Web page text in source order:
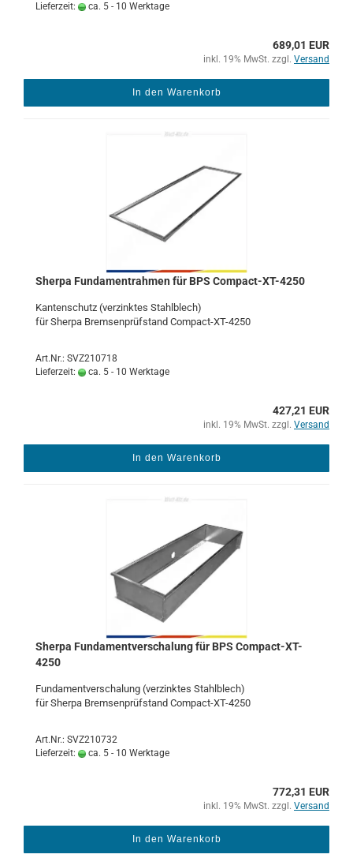
Lieferzeit:
ca. 5 - 10 Werktage
689,01 EUR
inkl. 19% MwSt. zzgl. Versand
In den Warenkorb
Sher­pa Fun­da­m­ent­rah­men für BPS Compact-​​​​XT-​4250
Kan­ten­schutz (ver­zink­tes Stahl­blech)
für Sher­pa Brem­sen­prüf­stand Compact-​XT-4250
Art.Nr.: SVZ210718
Lieferzeit:
ca. 5 - 10 Werktage
427,21 EUR
inkl. 19% MwSt. zzgl. Versand
In den Warenkorb
Sher­pa Fun­da­ment­ver­scha­lung für BPS Compact-​​XT-​
4250
Fun­da­ment­ver­scha­lung (ver­zink­tes Stahl­blech)
für Sher­pa Brem­sen­prüf­stand Compact-​XT-4250
Art.Nr.: SVZ210732
Lieferzeit:
ca. 5 - 10 Werktage
772,31 EUR
inkl. 19% MwSt. zzgl. Versand
In den Warenkorb